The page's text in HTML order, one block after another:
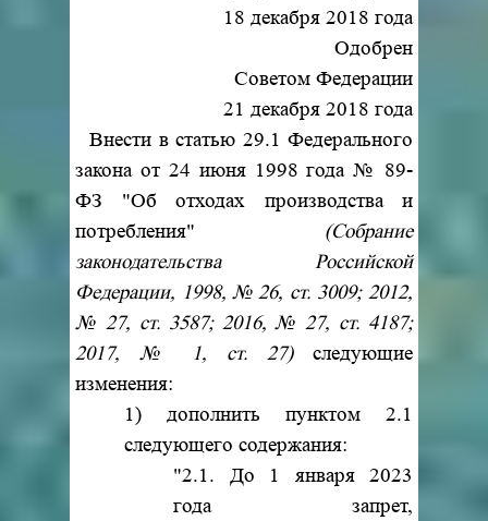
18 декабря 2018 года
Одобрен
Советом Федерации
21 декабря 2018 года
Внести в статью 29.1 Федерального
закона от 24 июня 1998 года № 89-
ФЗ "Об отходах производства и
потребления" (Собрание
законодательства Российской
Федерации, 1998, № 26, ст. 3009; 2012,
№ 27, ст. 3587; 2016, № 27, ст. 4187;
2017, № 1, ст. 27)следующие
изменения:
1) дополнить пунктом 2.1
следующего содержания:
"2.1. До 1 января 2023
года запрет,